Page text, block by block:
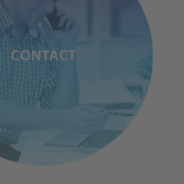
CONTACT